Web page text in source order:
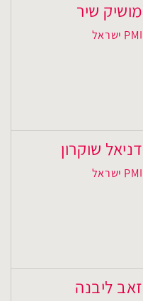
מושיק שיר
PMI ישראל
דניאל שוקרון
PMI ישראל
זאב ליבנה